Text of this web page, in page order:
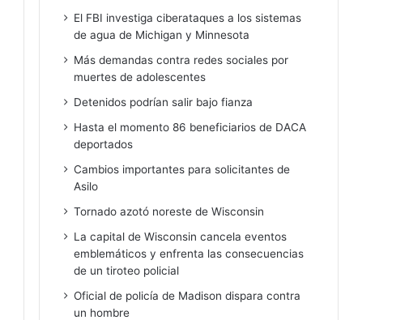
El FBI investiga ciberataques a los sistemas
de agua de Michigan y Minnesota
Más demandas contra redes sociales por
muertes de adolescentes
Detenidos podrían salir bajo fianza
Hasta el momento 86 beneficiarios de DACA
deportados
Cambios importantes para solicitantes de
Asilo
Tornado azotó noreste de Wisconsin
La capital de Wisconsin cancela eventos
emblemáticos y enfrenta las consecuencias
de un tiroteo policial
Oficial de policía de Madison dispara contra
un hombre